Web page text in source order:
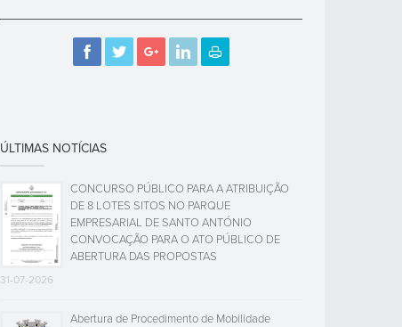
ÚLTIMAS NOTÍCIAS
CONCURSO PÚBLICO PARA A ATRIBUIÇÃO
DE 8 LOTES SITOS NO PARQUE
EMPRESARIAL DE SANTO ANTÓNIO
CONVOCAÇÃO PARA O ATO PÚBLICO DE
ABERTURA DAS PROPOSTAS
31-07-2026
Abertura de Procedimento de Mobilidade